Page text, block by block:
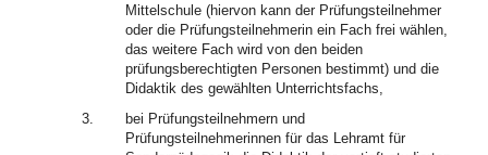
Mittelschule (hiervon kann der Prüfungsteilnehmer
oder die Prüfungsteilnehmerin ein Fach frei wählen,
das weitere Fach wird von den beiden
prüfungsberechtigten Personen bestimmt) und die
Didaktik des gewählten Unterrichtsfachs,
3.
bei Prüfungsteilnehmern und
Prüfungsteilnehmerinnen für das Lehramt für